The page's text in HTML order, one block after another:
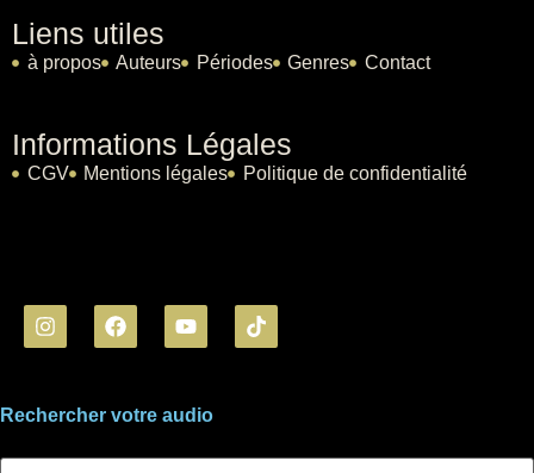
Liens utiles
à propos Auteurs Périodes Genres Contact
Informations Légales
CGV Mentions légales Politique de confidentialité
Rechercher votre audio